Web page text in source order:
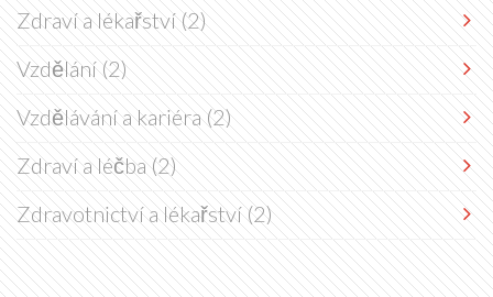
Zdraví a lékařství(2)
Vzdělání(2)
Vzdělávání a kariéra(2)
Zdraví a léčba(2)
Zdravotnictví a lékařství(2)